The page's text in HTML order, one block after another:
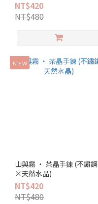
NT$420
NT$480
ＮＥＷ
山與霧 ‧ 茶晶手鍊 (不鏽鋼
×天然水晶)
NT$420
NT$480